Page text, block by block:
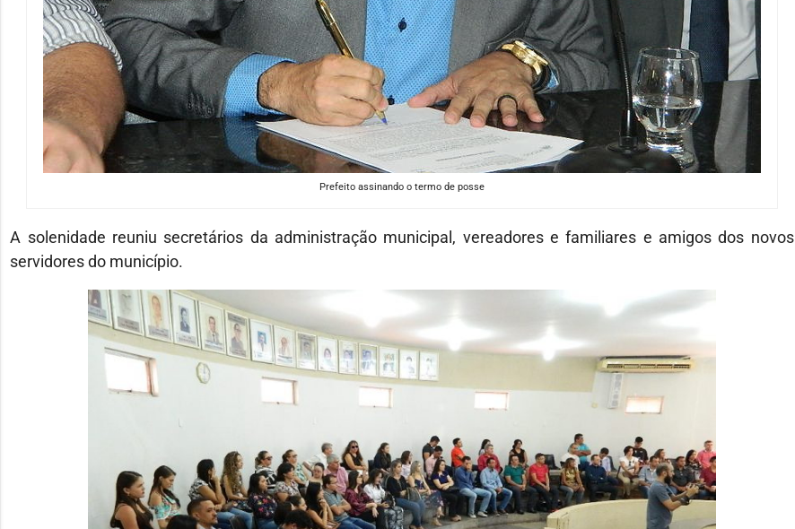
Prefeito assinando o termo de posse
A solenidade reuniu secretários da administração municipal, vereadores e familiares e amigos dos novos
servidores do município.